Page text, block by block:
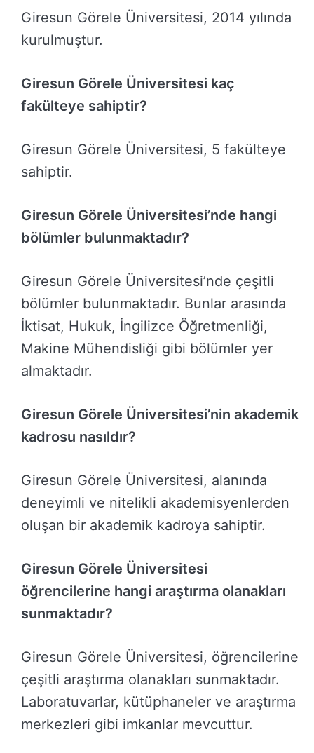
Giresun Görele Üniversitesi, 2014 yılında
kurulmuştur.
Giresun Görele Üniversitesi kaç
fakülteye sahiptir?
Giresun Görele Üniversitesi, 5 fakülteye
sahiptir.
Giresun Görele Üniversitesi’nde hangi
bölümler bulunmaktadır?
Giresun Görele Üniversitesi’nde çeşitli
bölümler bulunmaktadır. Bunlar arasında
İktisat, Hukuk, İngilizce Öğretmenliği,
Makine Mühendisliği gibi bölümler yer
almaktadır.
Giresun Görele Üniversitesi’nin akademik
kadrosu nasıldır?
Giresun Görele Üniversitesi, alanında
deneyimli ve nitelikli akademisyenlerden
oluşan bir akademik kadroya sahiptir.
Giresun Görele Üniversitesi
öğrencilerine hangi araştırma olanakları
sunmaktadır?
Giresun Görele Üniversitesi, öğrencilerine
çeşitli araştırma olanakları sunmaktadır.
Laboratuvarlar, kütüphaneler ve araştırma
merkezleri gibi imkanlar mevcuttur.